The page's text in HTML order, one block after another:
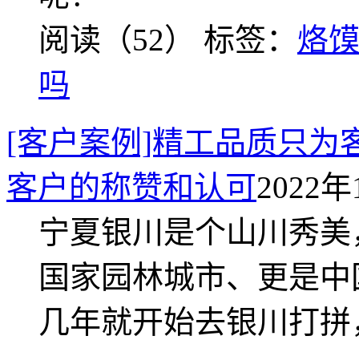
阅读（52） 标签： 烙
吗
[客户案例]精工品质只为
客户的称赞和认可2022
宁夏银川是个山川秀
国家园林城市、更是
几年就开始去银川打